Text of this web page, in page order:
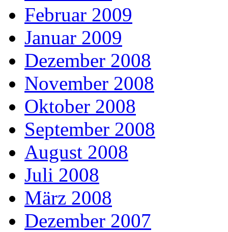
Februar 2009
Januar 2009
Dezember 2008
November 2008
Oktober 2008
September 2008
August 2008
Juli 2008
März 2008
Dezember 2007